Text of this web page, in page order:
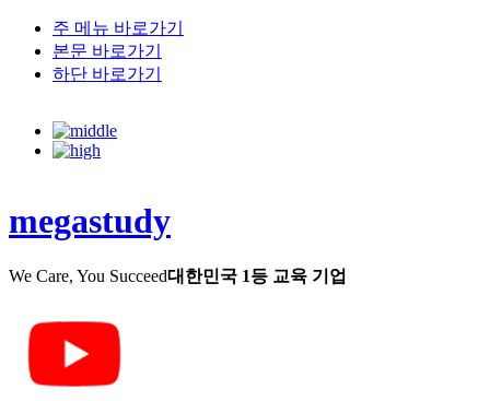
주 메뉴 바로가기
본문 바로가기
하단 바로가기
megastudy
We Care, You Succeed대한민국 1등 교육 기업